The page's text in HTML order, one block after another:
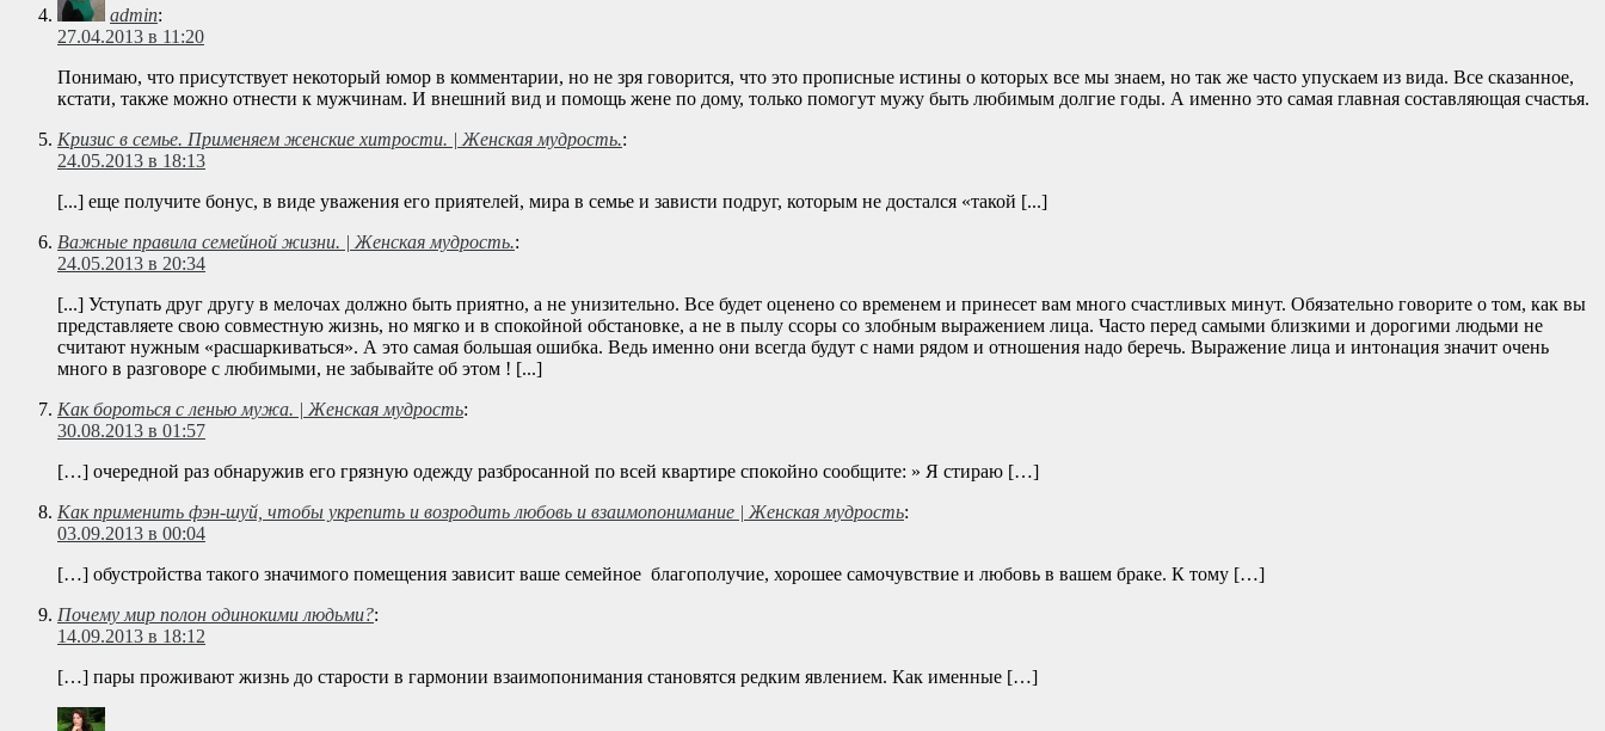
admin:
27.04.2013 в 11:20
Понимаю, что присутствует некоторый юмор в комментарии, но не зря говорится, что это прописные истины о которых все мы знаем, но так же часто упускаем из вида. Все сказанное,
кстати, также можно отнести к мужчинам. И внешний вид и помощь жене по дому, только помогут мужу быть любимым долгие годы. А именно это самая главная составляющая счастья.
Кризис в семье. Применяем женские хитрости. | Женская мудрость.:
24.05.2013 в 18:13
[...] еще получите бонус, в виде уважения его приятелей, мира в семье и зависти подруг, которым не достался «такой [...]
Важные правила семейной жизни. | Женская мудрость.:
24.05.2013 в 20:34
[...] Уступать друг другу в мелочах должно быть приятно, а не унизительно. Все будет оценено со временем и принесет вам много счастливых минут. Обязательно говорите о том, как вы
представляете свою совместную жизнь, но мягко и в спокойной обстановке, а не в пылу ссоры со злобным выражением лица. Часто перед самыми близкими и дорогими людьми не
считают нужным «расшаркиваться». А это самая большая ошибка. Ведь именно они всегда будут с нами рядом и отношения надо беречь. Выражение лица и интонация значит очень
много в разговоре с любимыми, не забывайте об этом ! [...]
Как бороться с ленью мужа. | Женская мудрость:
30.08.2013 в 01:57
[…] очередной раз обнаружив его грязную одежду разбросанной по всей квартире спокойно сообщите: » Я стираю […]
Как применить фэн-шуй, чтобы укрепить и возродить любовь и взаимопонимание | Женская мудрость:
03.09.2013 в 00:04
[…] обустройства такого значимого помещения зависит ваше семейное благополучие, хорошее самочувствие и любовь в вашем браке. К тому […]
Почему мир полон одинокими людьми?:
14.09.2013 в 18:12
[…] пары проживают жизнь до старости в гармонии взаимопонимания становятся редким явлением. Как именные […]